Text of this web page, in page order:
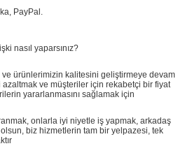
PayPal.
nasıl yaparsınız?
ürünlerimizin kalitesini geliştirmeye devam
ve müşteriler için rekabetçi bir fiyat
yararlanmasını sağlamak için
onlarla iyi niyetle iş yapmak, arkadaş
biz hizmetlerin tam bir yelpazesi, tek